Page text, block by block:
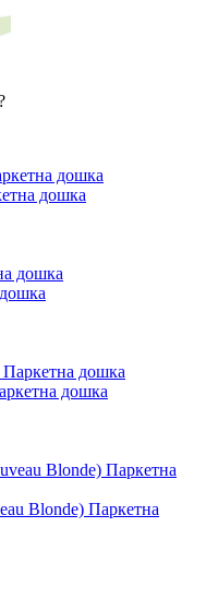
дошка
дошка
Blonde) Паркетна